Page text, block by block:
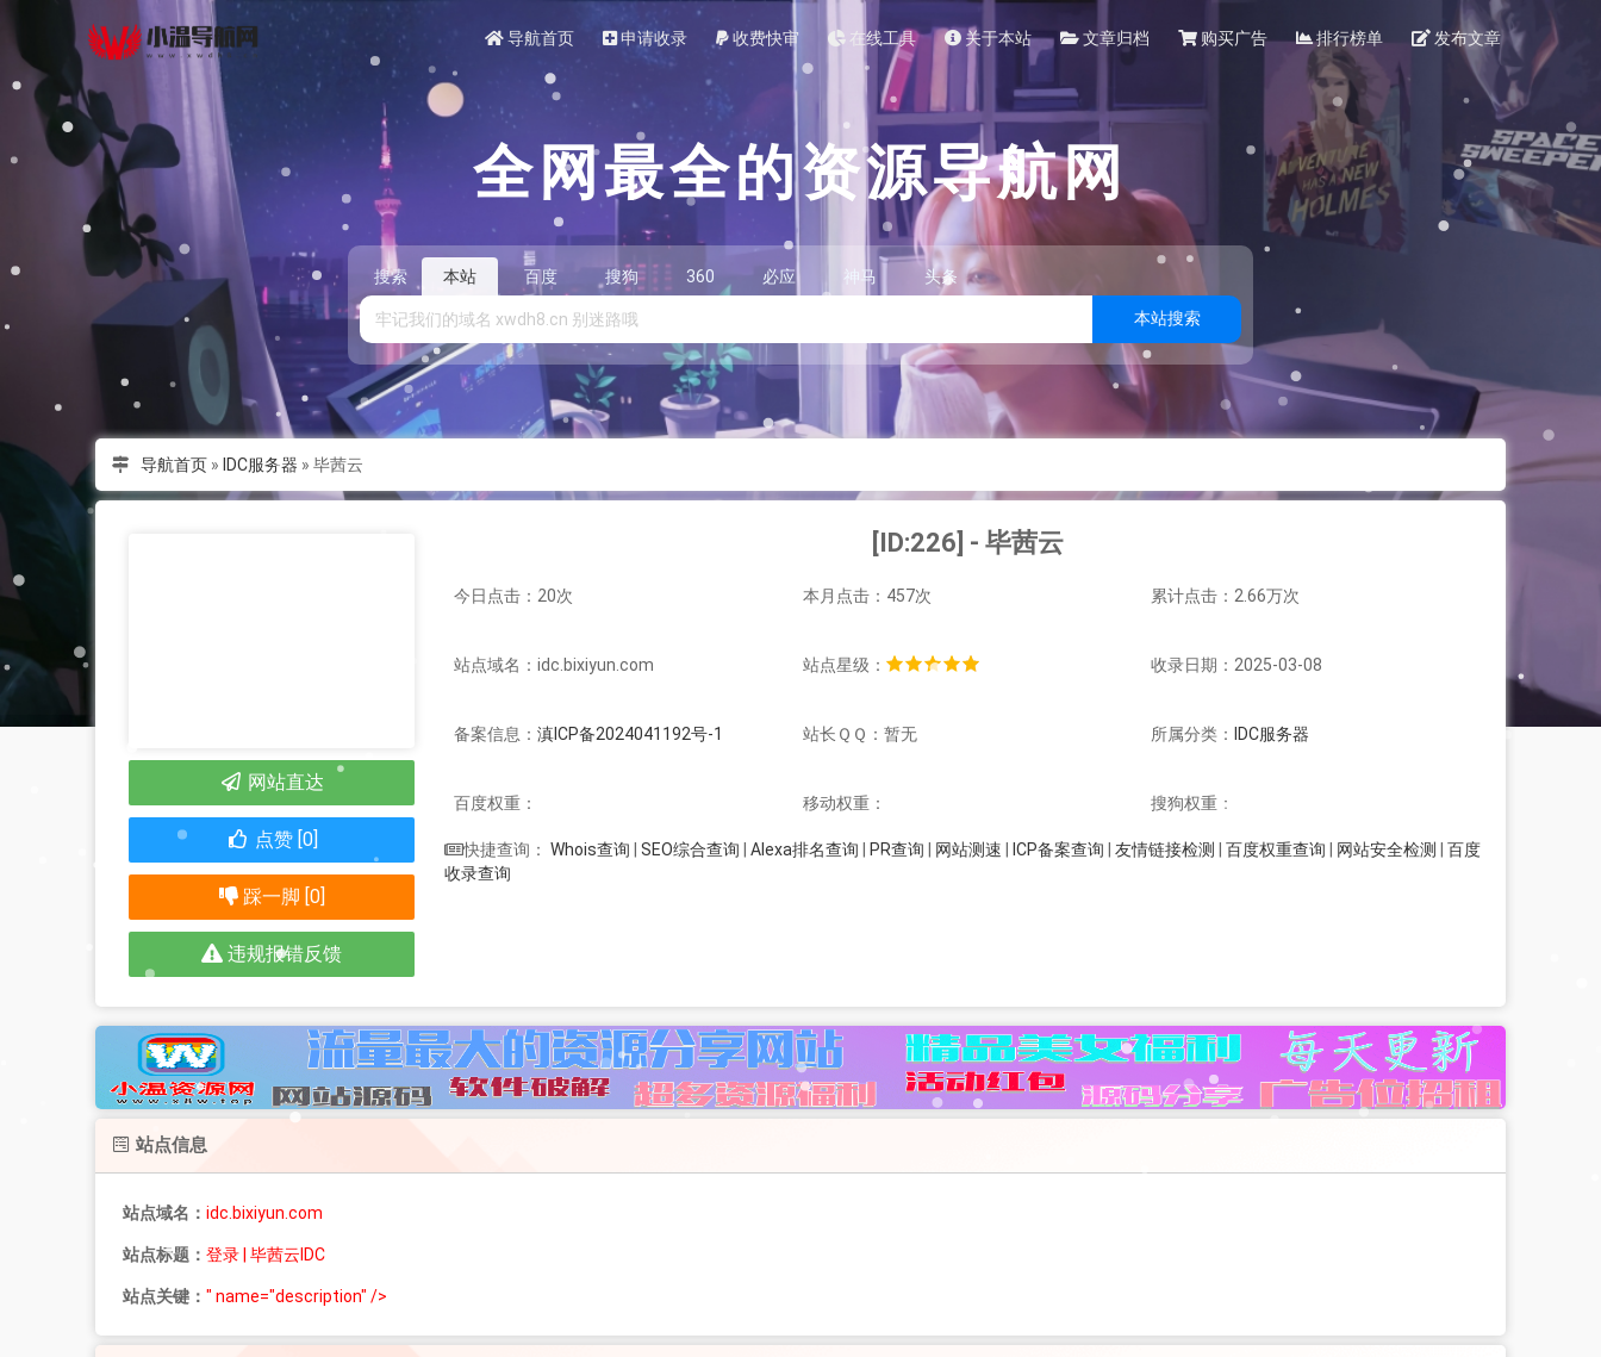
导航首页 申请收录 收费快审 在线工具 关于本站 文章归档 购买广告 排行榜单 发布文章
全网最全的资源导航网
搜索 本站 百度 搜狗 360 必应 神马 头条
本站搜索
导航首页» IDC服务器 » 毕茜云
[ID:226] - 毕茜云
今日点击：20次 本月点击：457次 累计点击：2.66万次
站点域名：idc.bixiyun.com 站点星级： 收录日期：2025-03-08
备案信息： 滇ICP备2024041192号-1 站长ＱＱ：暂无 所属分类： IDC服务器
百度权重： 移动权重： 搜狗权重：
快捷查询： Whois查询 SEO综合查询 Alexa排名查询 PR查询 网站测速 ICP备案查询 友情链接检测 百度权重查询 网站安全检测
百度
收录查询
网站直达
点赞 [0]
踩一脚 [0]
违规报错反馈
站点信息
站点域名： idc.bixiyun.com
站点标题： 登录 | 毕茜云IDC
站点关键： " name="description" />